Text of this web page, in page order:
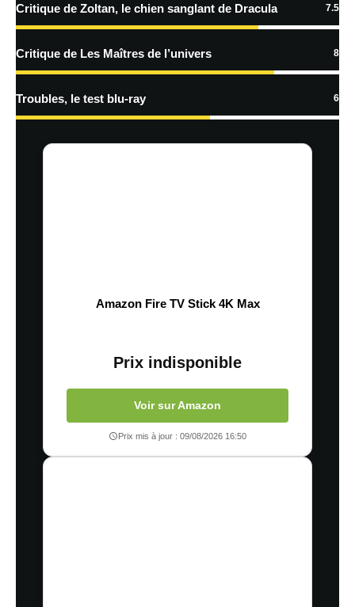
Critique de Zoltan, le chien sanglant de Dracula 7.5
Critique de Les Maîtres de l’univers 8
Troubles, le test blu-ray 6
Amazon Fire TV Stick 4K Max
Prix indisponible
Voir sur Amazon
Prix mis à jour : 09/08/2026 16:50